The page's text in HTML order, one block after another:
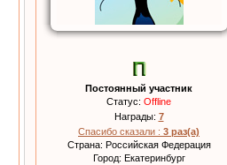
Постоянный участник
Статус: Offline
Награды: 7
Спасибо сказали : 3 раз(а)
Страна: Российская Федерация
Город: Екатеринбург